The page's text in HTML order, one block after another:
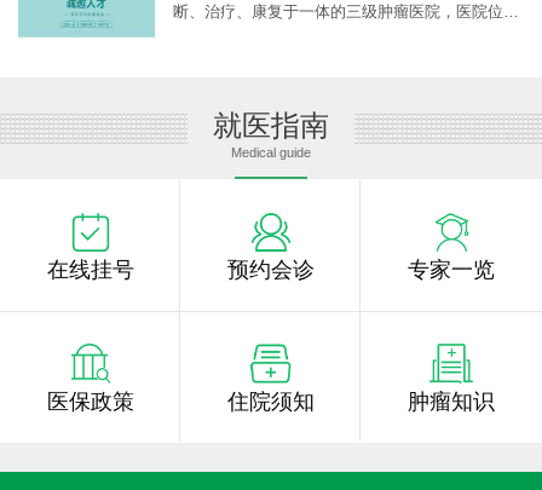
断、治疗、康复于一体的三级肿瘤医院，医院位于
就医指南
Medical guide
在线挂号 预约会诊 专家一览
医保政策 住院须知 肿瘤知识